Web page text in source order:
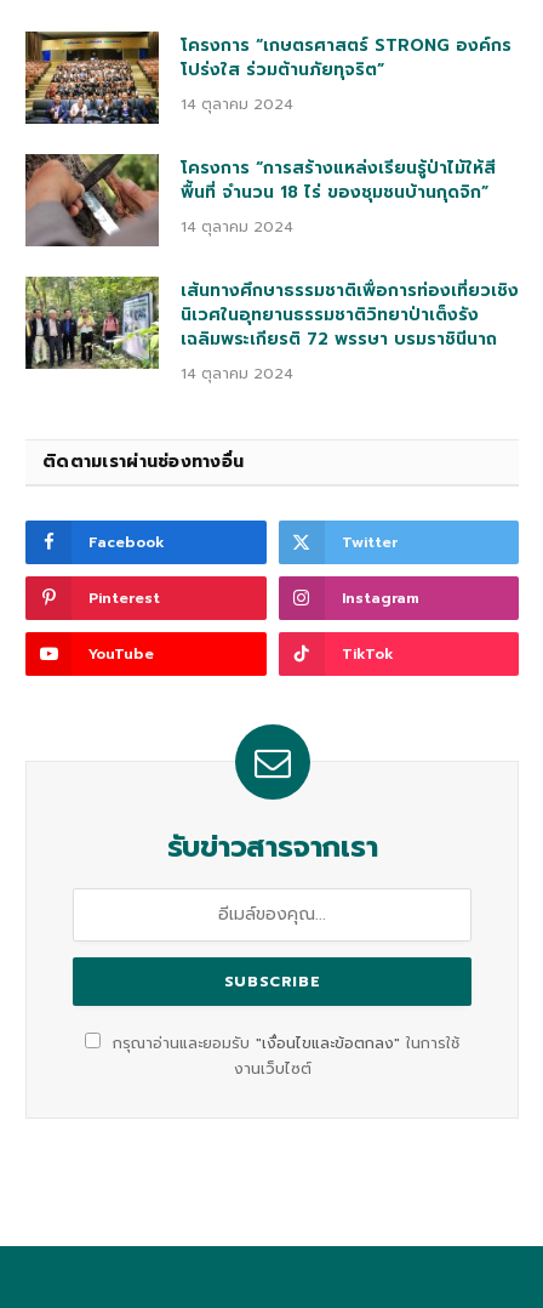
โครงการ “เกษตรศาสตร์ STRONG องค์กร
โปร่งใส ร่วมต้านภัยทุจริต”
14 ตุลาคม 2024
โครงการ “การสร้างแหล่งเรียนรู้ป่าไม้ให้สี
พื้นที่ จำนวน 18 ไร่ ของชุมชนบ้านกุดจิก”
14 ตุลาคม 2024
เส้นทางศึกษาธรรมชาติเพื่อการท่องเที่ยวเชิง
นิเวศในอุทยานธรรมชาติวิทยาป่าเต็งรัง
เฉลิมพระเกียรติ 72 พรรษา บรมราชินีนาถ
14 ตุลาคม 2024
ติดตามเราผ่านช่องทางอื่น
Facebook Twitter
Pinterest Instagram
YouTube TikTok
รับข่าวสารจากเรา
กรุณาอ่านและยอมรับ "เงื่อนไขและข้อตกลง" ในการใช้
งานเว็บไซต์